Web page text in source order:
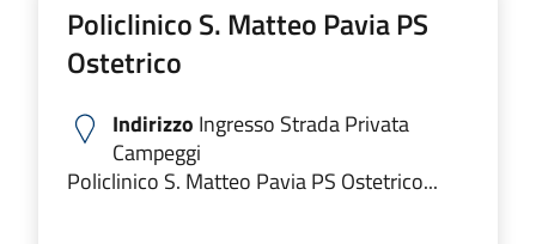
Policlinico S. Matteo Pavia PS
Ostetrico
Indirizzo Ingresso Strada Privata
Campeggi
Policlinico S. Matteo Pavia PS Ostetrico...